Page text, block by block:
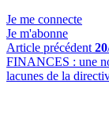
Je me connecte
Je m'abonne
Article précédent 20
FINANCES : une
lacunes de la